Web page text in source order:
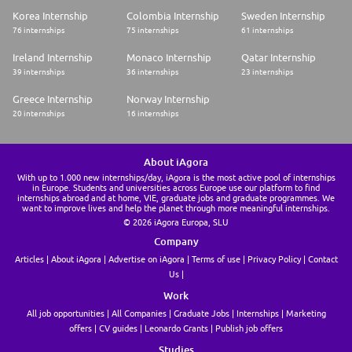
Korea Internship
76 internships
Colombia Internship
75 internships
Sweden Internship
61 internships
Ireland Internship
39 internships
Monaco Internship
36 internships
Qatar Internship
23 internships
Greece Internship
20 internships
Norway Internship
16 internships
About iAgora
With up to 1.000 new internships/day, iAgora is the most active pool of internships
in Europe. Students and universities across Europe use our platform to find
internships abroad and at home, VIE, graduate jobs and graduate programmes. We
want to improve lives and help the planet through more meaningful internships.
© 2026 iAgora Europa, SLU
Company
Articles About iAgora Advertise on iAgora Terms of use Privacy Policy
Contact
Us
Work
All job opportunities All Companies Graduate Jobs Internships
Marketing
offers
CV guides Leonardo Grants Publish job offers